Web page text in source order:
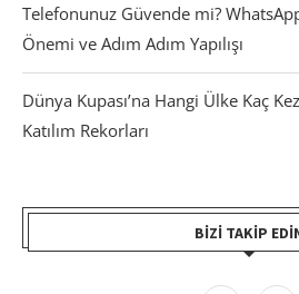
Telefonunuz Güvende mi?
Önemi ve Adım Adım Yapılışı
Dünya Kupası’na Hangi Ülke Kaç
Katılım Rekorları
BIZI TAKIP